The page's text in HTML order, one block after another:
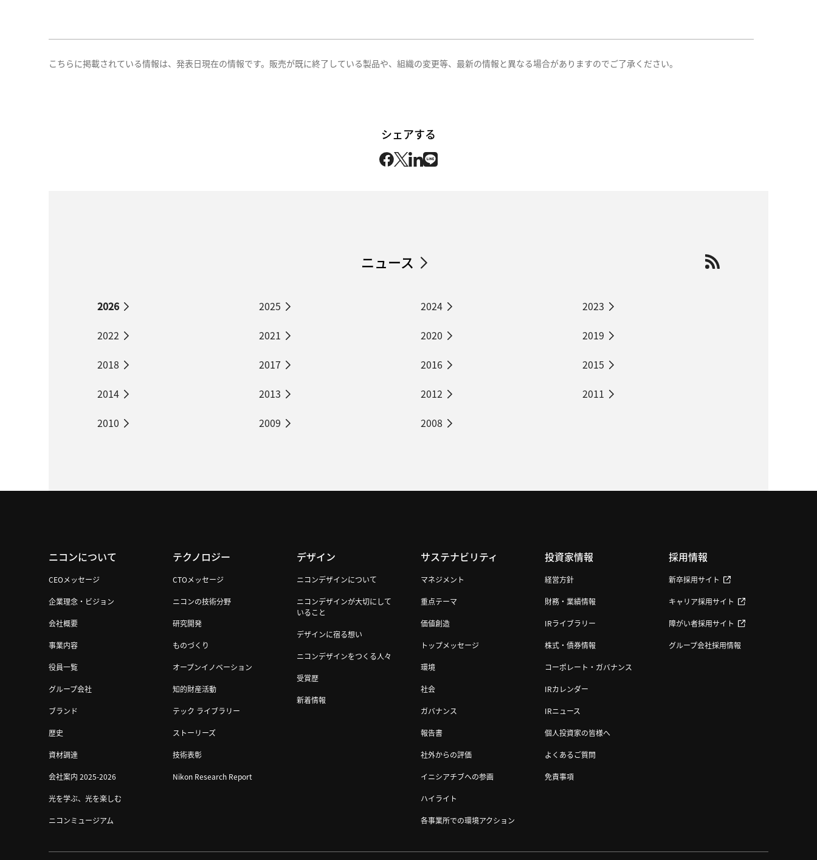
こちらに掲載されている情報は、発表日現在の情報です。販売が既に終了している製品や、組織の変更等、最新の情報と異なる場合がありますのでご了承ください。
シェアする
ニュース
2026 2025 2024
2023
2022
2021 2020
2019
2018
2017 2016
2015
2014
2013 2012
2011
2010
2009 2008
ニコンについて
CEOメッセージ
企業理念・ビジョン
会社概要
事業内容
役員一覧
グループ会社
ブランド
歴史
資材調達
会社案内 2025-2026
光を学ぶ、光を楽しむ
ニコンミュージアム
テクノロジー
CTOメッセージ
ニコンの技術分野
研究開発
ものづくり
オープンイノベーション
知的財産活動
テック ライブラリー
ストーリーズ
技術表彰
Nikon Research Report
デザイン
ニコンデザインについて
ニコンデザインが大切にして
いること
デザインに宿る想い
ニコンデザインをつくる人々
受賞歴
新着情報
サステナビリティ
マネジメント
重点テーマ
価値創造
トップメッセージ
環境
社会
ガバナンス
報告書
社外からの評価
イニシアチブへの参画
ハイライト
各事業所での環境アクション
投資家情報
経営方針
財務・業績情報
IRライブラリー
株式・債券情報
コーポレート・ガバナンス
IRカレンダー
IRニュース
個人投資家の皆様へ
よくあるご質問
免責事項
採用情報
新卒採用サイト
キャリア採用サイト
障がい者採用サイト
グループ会社採用情報